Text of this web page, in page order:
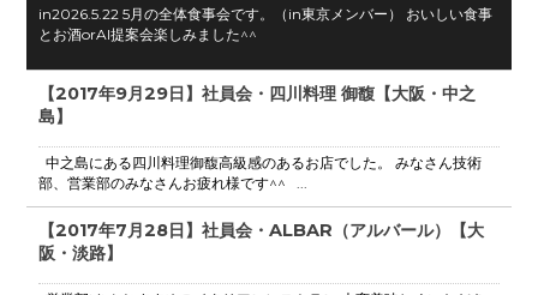
in2026.5.22 5月の全体食事会です。（in東京メンバー） おいしい食事
とお酒orAI提案会楽しみました^^
【2017年9月29日】社員会・四川料理 御馥【大阪・中之
島】
中之島にある四川料理御馥高級感のあるお店でした。 みなさん技術
部、営業部のみなさんお疲れ様です^^ ...
【2017年7月28日】社員会・ALBAR（アルバール）【大
阪・淡路】